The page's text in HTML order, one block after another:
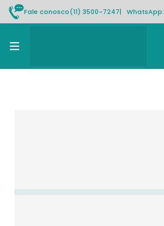
Fale conosco(11) 3500-7247| WhatsApp: